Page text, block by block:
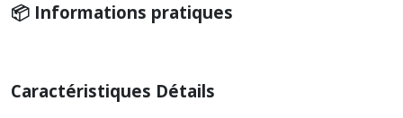
📦 Informations pratiques
Caractéristiques Détails